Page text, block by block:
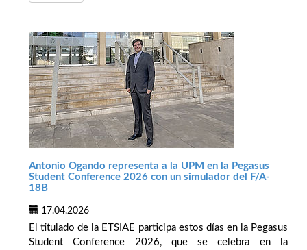
Antonio Ogando representa a la UPM en la Pegasus
Student Conference 2026 con un simulador del F/A-
18B
17.04.2026
El titulado de la ETSIAE participa estos días en la Pegasus
Student Conference 2026, que se celebra en la